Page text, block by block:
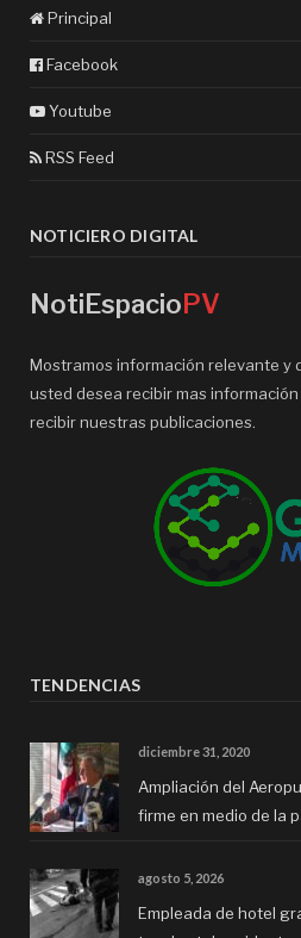
Principal
Facebook
Youtube
RSS Feed
NOTICIERO DIGITAL
NotiEspacioPV
Mostramos información relevante y
usted desea recibir mas
recibir nuestras publicaciones.
TENDENCIAS
diciembre 31, 2020
Ampliación del
firme en medio de la
agosto 5, 2026
Empleada de hotel